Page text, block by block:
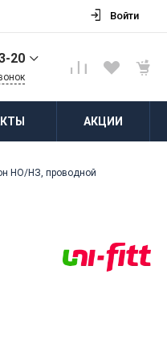
Войти
20
Вс:
АКЦИИ
НО/НЗ, проводной